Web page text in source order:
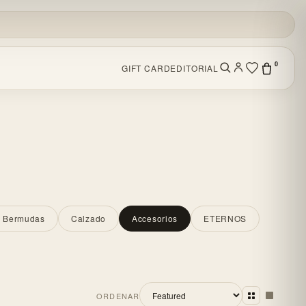
GIFT CARDEDITORIAL 0
Calzado Accesorios ETERNOS
ORDENAR